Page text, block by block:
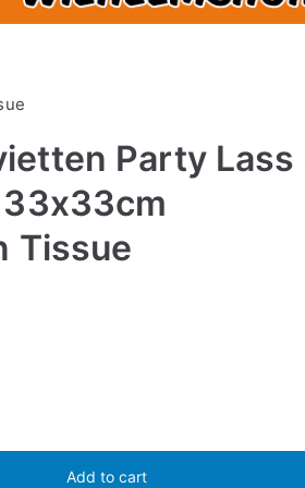
Party Lass
Tissue
Add to cart